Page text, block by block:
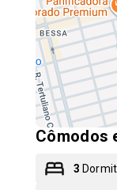
Cômodos
3